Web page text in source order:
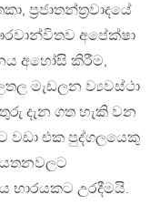
ප‍්‍රජාතන්ත‍්‍රවාදයේ
අපේක්ෂා
අහෝසි කිරීම,
මැඩලන ව්‍යවස්ථා
දැන ගත හැකි වන
වඩා එක පුද්ගලයෙකු
භාරයකට උරදීමයි.